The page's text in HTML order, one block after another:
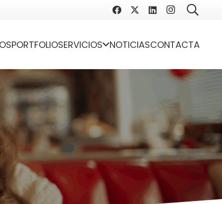
PORTFOLIOSERVICIOS NOTICIASCONTACTA